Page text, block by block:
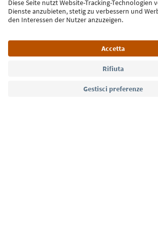
Iscriviti alla newsletter